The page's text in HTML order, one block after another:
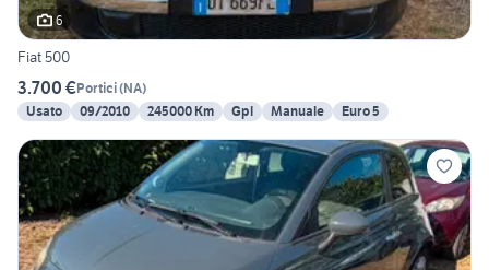
6
Fiat 500
3.700 €Portici(NA)
Usato
09/2010 245000 Km Gpl Manuale Euro 5